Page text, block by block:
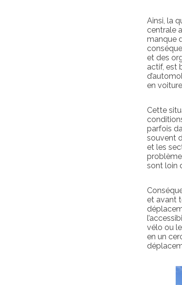
Ainsi, la
centrale
manque
et des
actif, est
en
Cette
parfois
souvent
et les
sont loin
et avant
vélo ou
en un